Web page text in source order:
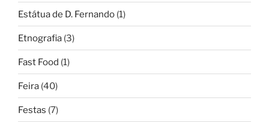
Estátua de D. Fernando (1)
Etnografia (3)
Fast Food (1)
Feira (40)
Festas (7)